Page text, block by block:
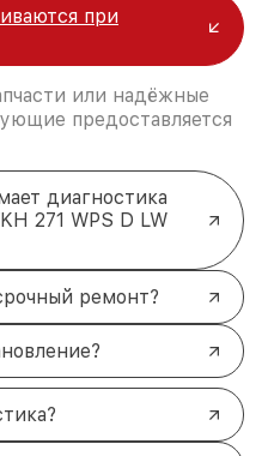
при
или надёжные
предоставляется
диагностика
271 WPS D LW
ремонт?